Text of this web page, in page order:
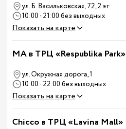
ул. Б. Васильковская, 72, 2 эт.
10:00 - 21:00 без выходных
Показать на карте
MA в ТРЦ «Respublika Park»
ул. Окружная дорога, 1
10:00 - 22:00 без выходных
Показать на карте
Chicco в ТРЦ «Lavina Mall»